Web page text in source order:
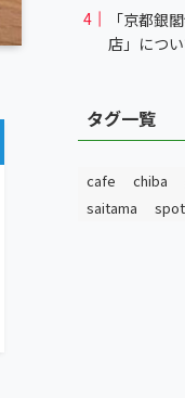
「京都銀
店」につ
タグ一覧
cafe chiba
saitama
spot